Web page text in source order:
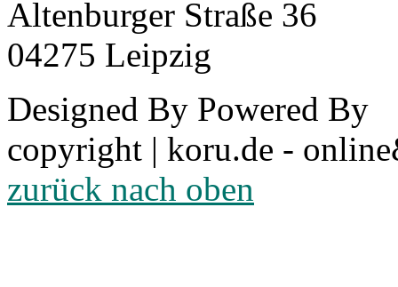
Altenburger Straße 36
04275 Leipzig
Designed By Powered By
copyright | koru.de -
zurück nach oben